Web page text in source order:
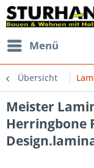
Menü
Übersicht
Meister
Herringbone